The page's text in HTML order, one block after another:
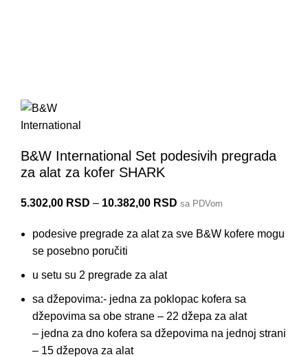
B&W International Set podesivih pregrada
za alat za kofer SHARK
5.302,00 RSD – 10.382,00 RSD sa PDVom
podesive pregrade za alat za sve B&W kofere mogu
se posebno poručiti
u setu su 2 pregrade za alat
sa džepovima:- jedna za poklopac kofera sa
džepovima sa obe strane – 22 džepa za alat
– jedna za dno kofera sa džepovima na jednoj strani
– 15 džepova za alat